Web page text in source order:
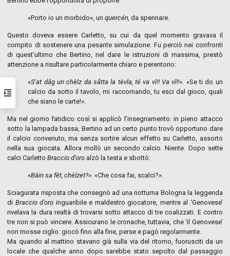
«Porto io un morbido», unquercén da spennare.
Questo doveva essere Carletto, su cui da quel momento gravava il
compito di sostenere una pesante simulazione. Fu perciò nei confronti
di quest’ultimo che Bertino, nel dare le istruzioni di massima, prestò
attenzione a risultare particolarmente chiaro e perentorio:
«S’at dâg un chèlz da såtta la tèvla, té va vî!! Va vî!!». «Se ti do un
calcio da sotto il tavolo, mi raccomando, tu esci dal gioco, quali
che siano le carte!».
Ma nel giorno fatidico così si applicò l’insegnamento: in pieno attacco
sotto la lampada bassa, Bertino ad un certo punto trovò opportuno dare
il calcio convenuto, ma senza sortire alcun effetto su Carletto, assorto
nella sua giocata. Allora mollò un secondo calcio. Niente. Dopo sette
calci CarlettoBraccio d’oro alzò la testa e sbottò:
«Bàin sa fêt, chèlzet?». «Che cosa fai, scalci?».
Sciagurata risposta che consegnò ad una notturna Bologna la leggenda
di Braccio d’oro inguaribile e maldestro giocatore, mentre al ‘Genovese’
rivelava la dura realtà di trovarsi sotto attacco di tre coalizzati. E contro
tre non si può vincere. Assicurano le cronache, tuttavia, che ‘il Genovese’
non mosse ciglio: giocò fino alla fine, perse e pagò regolarmente.
Ma quando al mattino stavano già sulla via del ritorno, fuorusciti da un
locale che qualche anno dopo sarebbe stato sepolto dal passaggio